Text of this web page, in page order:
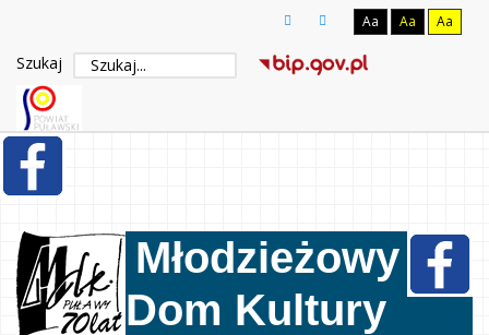
Aa Aa Aa
Szukaj
Młodzieżowy
Dom Kultury